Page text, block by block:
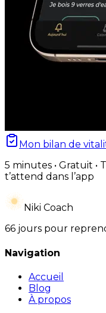
Mon bilan de
5 minutes • Gratuit •
t’attend dans l’app
Niki Coach
66 jours pour
Navigation
Accueil
Blog
À propos